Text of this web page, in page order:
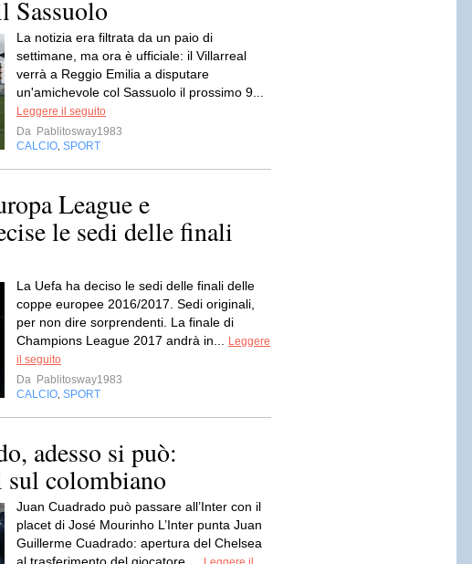
Sassuolo
La notizia era filtrata da un paio di
settimane, ma ora è ufficiale: il Villarreal
verrà a Reggio Emilia a disputare
un'amichevole col Sassuolo il prossimo 9...
Leggere il seguito
Da Pablitosway1983
CALCIO SPORT
League e
le sedi delle finali
La Uefa ha deciso le sedi delle finali delle
coppe europee 2016/2017. Sedi originali,
per non dire sorprendenti. La finale di
Champions League 2017 andrà in...
Leggere
il seguito
Da Pablitosway1983
CALCIO SPORT
adesso si può:
colombiano
Juan Cuadrado può passare all’Inter con il
placet di José Mourinho L’Inter punta Juan
Guillerme Cuadrado: apertura del Chelsea